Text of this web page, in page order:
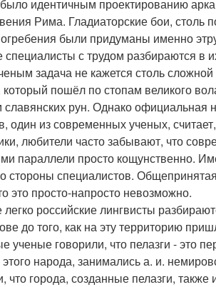
идентичным проектированию
Рима. Гладиаторские бои, столь
были придуманы именно
специалисты с трудом разбираются в
задача не кажется столь сложной
который пошёл по стопам великого
славянских рун. Однако официальная
один из современных ученых,
любители часто забывают, что
параллели просто кощунственно.
стороны специалистов.
это просто-напросто невозможно.
российские лингвисты
до того, как на эту территорию
ученые говорили, что пелазги - это
народа, занимались а. и.
что города, созданные пелазги,